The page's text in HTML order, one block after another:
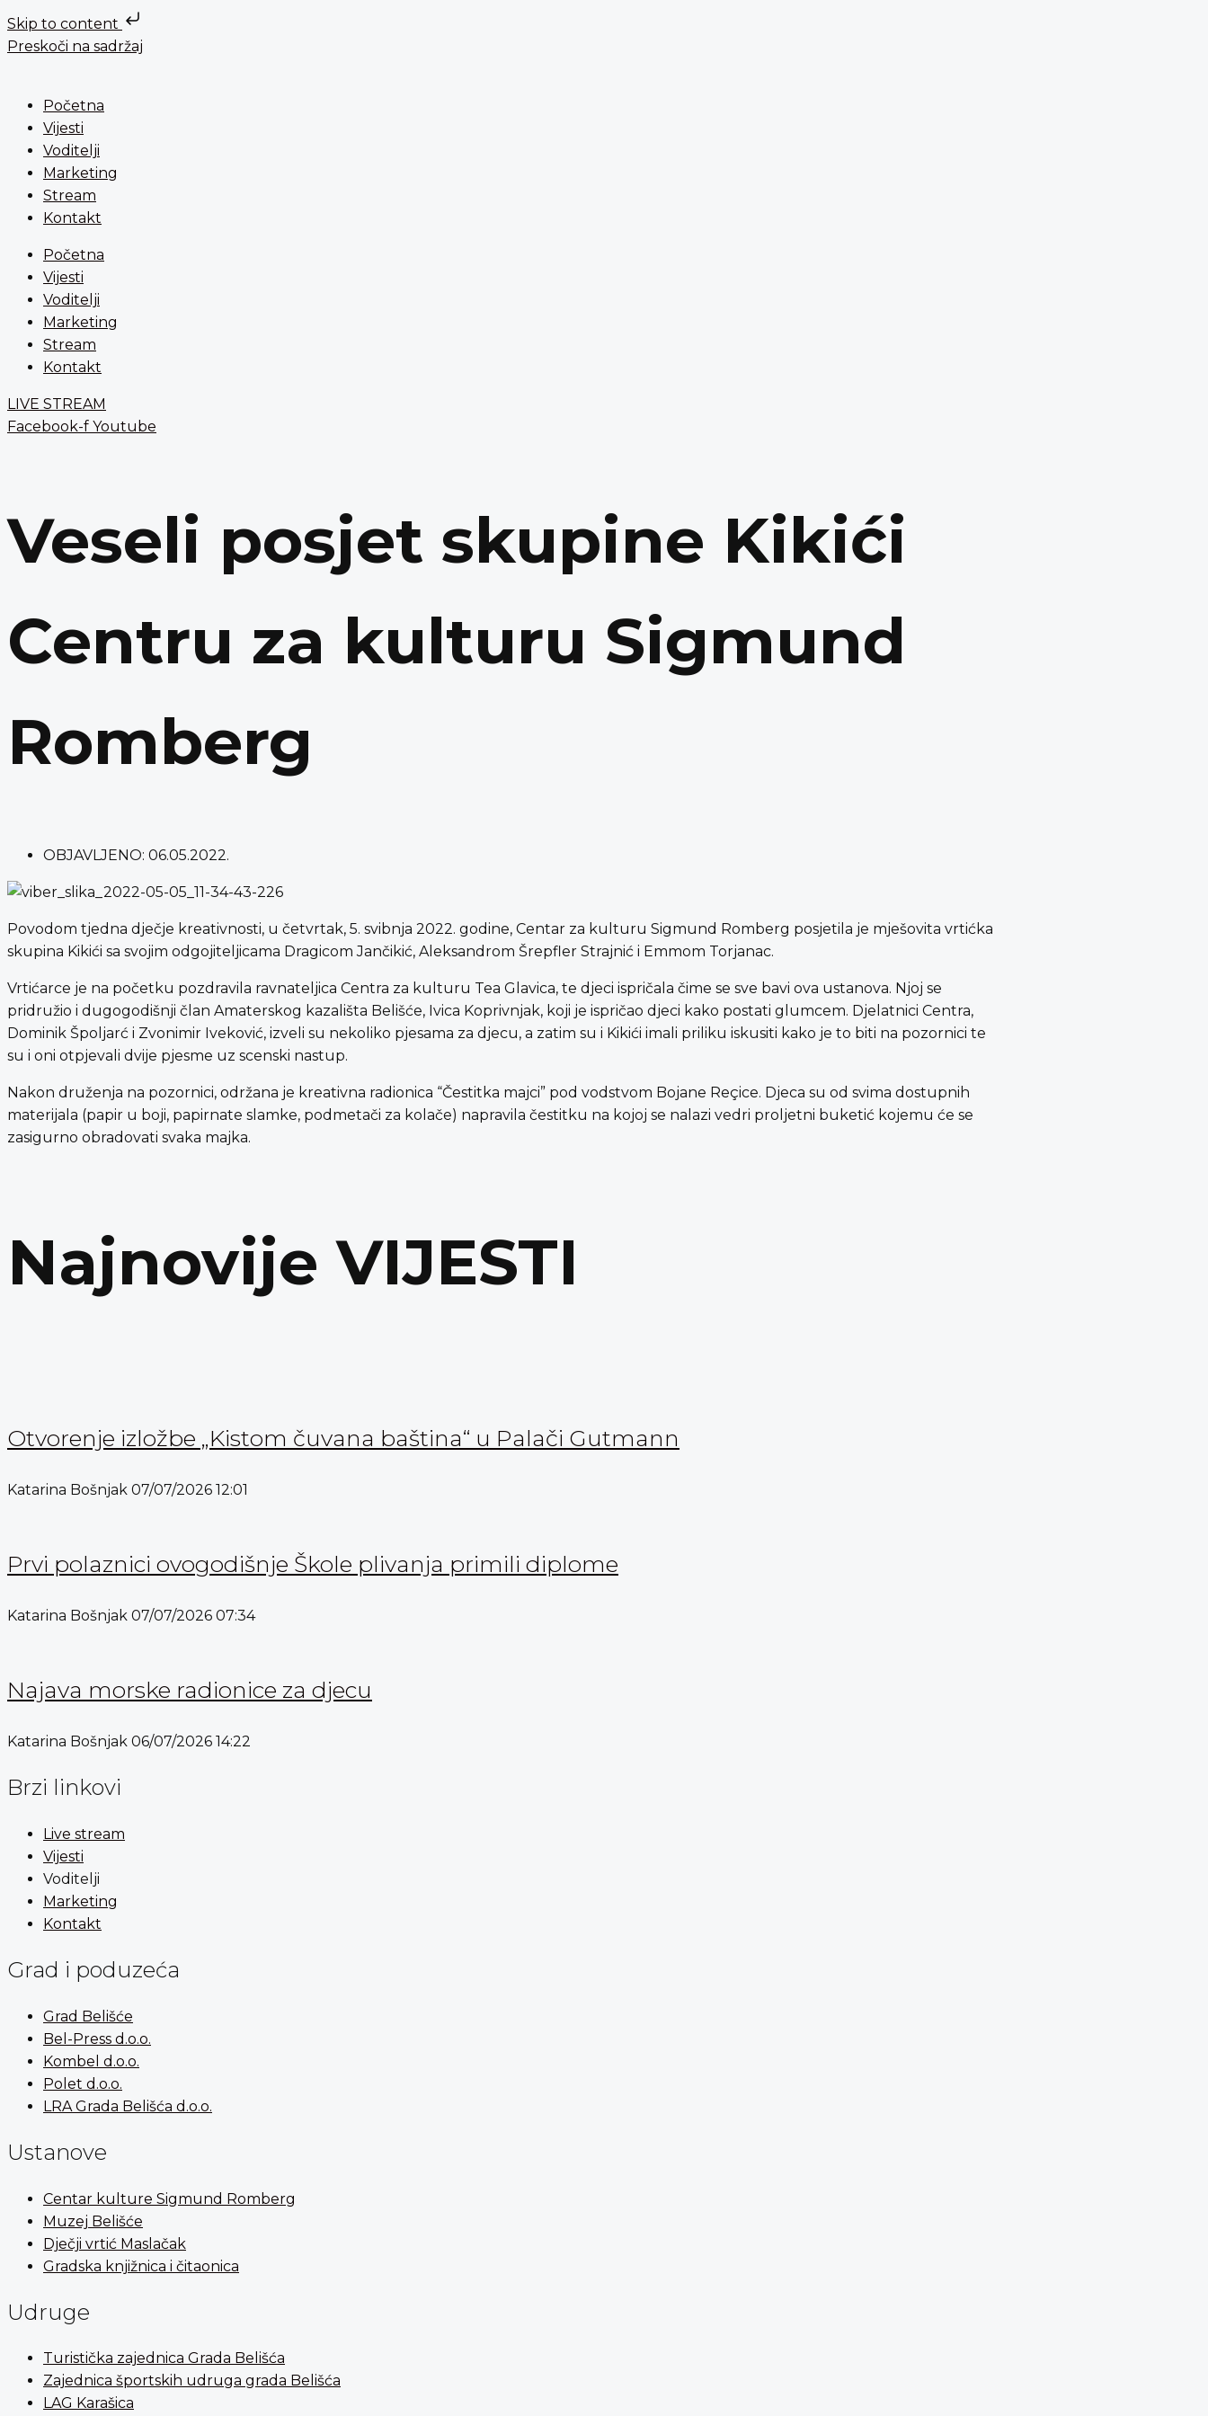
Skip to content
Preskoči na sadržaj
Početna
Vijesti
Voditelji
Marketing
Stream
Kontakt
Početna
Vijesti
Voditelji
Marketing
Stream
Kontakt
LIVE STREAM
Facebook-f Youtube
Veseli posjet skupine Kikići
Centru za kulturu Sigmund
Romberg
OBJAVLJENO: 06.05.2022.
Povodom tjedna dječje kreativnosti, u četvrtak, 5. svibnja 2022. godine, Centar za kulturu Sigmund Romberg posjetila je mješovita vrtićka
skupina Kikići sa svojim odgojiteljicama Dragicom Jančikić, Aleksandrom Šrepfler Strajnić i Emmom Torjanac.
Vrtićarce je na početku pozdravila ravnateljica Centra za kulturu Tea Glavica, te djeci ispričala čime se sve bavi ova ustanova. Njoj se
pridružio i dugogodišnji član Amaterskog kazališta Belišće, Ivica Koprivnjak, koji je ispričao djeci kako postati glumcem. Djelatnici Centra,
Dominik Špoljarć i Zvonimir Iveković, izveli su nekoliko pjesama za djecu, a zatim su i Kikići imali priliku iskusiti kako je to biti na pozornici te
su i oni otpjevali dvije pjesme uz scenski nastup.
Nakon druženja na pozornici, održana je kreativna radionica “Čestitka majci” pod vodstvom Bojane Reçice. Djeca su od svima dostupnih
materijala (papir u boji, papirnate slamke, podmetači za kolače) napravila čestitku na kojoj se nalazi vedri proljetni buketić kojemu će se
zasigurno obradovati svaka majka.
Najnovije VIJESTI
Otvorenje izložbe „Kistom čuvana baština“ u Palači Gutmann
Katarina Bošnjak 07/07/2026 12:01
Prvi polaznici ovogodišnje Škole plivanja primili diplome
Katarina Bošnjak 07/07/2026 07:34
Najava morske radionice za djecu
Katarina Bošnjak 06/07/2026 14:22
Brzi linkovi
Live stream
Vijesti
Voditelji
Marketing
Kontakt
Grad i poduzeća
Grad Belišće
Bel-Press d.o.o.
Kombel d.o.o.
Polet d.o.o.
LRA Grada Belišća d.o.o.
Ustanove
Centar kulture Sigmund Romberg
Muzej Belišće
Dječji vrtić Maslačak
Gradska knjižnica i čitaonica
Udruge
Turistička zajednica Grada Belišća
Zajednica športskih udruga grada Belišća
LAG Karašica